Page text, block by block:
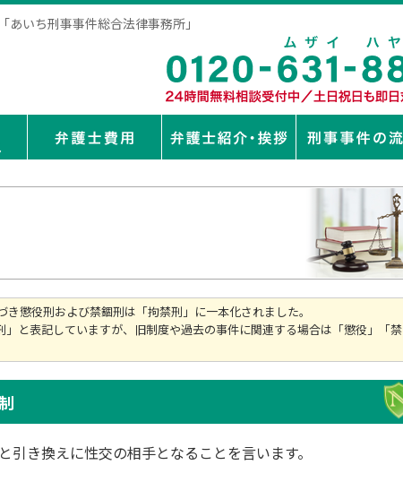
いち刑事事件総合法律事務所」
懲役刑および禁錮刑は「拘禁刑」に一本化されました。
と表記していますが、旧制度や過去の事件に関連する場合は「懲役」「禁
引き換えに性交の相手となることを言います。